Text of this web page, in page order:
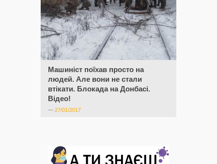
Машиніст поїхав просто на
людей. Але вони не стали
втікати. Блокада на Донбасі.
Відео!
— 27/01/2017